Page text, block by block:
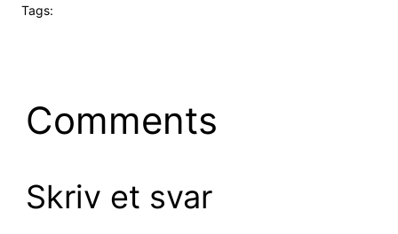
Tags:
Comments
Skriv et svar